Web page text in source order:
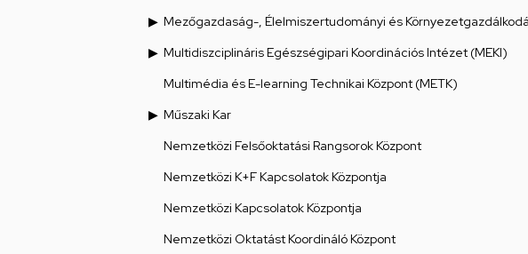
Mezőgazdaság-, Élelmiszertudományi és
Multidiszciplináris Egészségipari Koordinációs Intézet (MEKI)
Multimédia és E-learning Technikai Központ (METK)
Műszaki Kar
Nemzetközi Felsőoktatási Rangsorok Központ
Nemzetközi K+F Kapcsolatok Központja
Nemzetközi Kapcsolatok Központja
Nemzetközi Oktatást Koordináló Központ